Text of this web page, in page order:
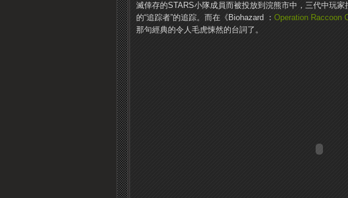
滅倖存的STARS小隊成員而被投放到浣熊市中，三代中玩
的“追踪者”的追踪。 而在《Biohazard ： Operation Raccoon
那句經典的令人毛虎悚然的台詞了。